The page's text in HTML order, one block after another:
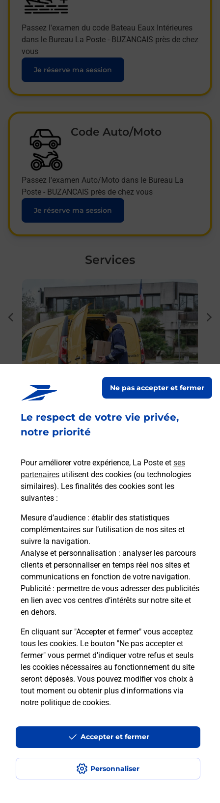
Le respect de votre vie privée,
notre priorité
Pour améliorer votre expérience, La Poste et ses
partenaires utilisent des cookies (ou technologies
similaires). Les finalités des cookies sont les
suivantes :
Mesure d’audience : établir des statistiques
complémentaires sur l’utilisation de nos sites et
suivre la navigation.
Analyse et personnalisation : analyser les parcours
clients et personnaliser en temps réel nos sites et
communications en fonction de votre navigation.
Publicité : permettre de vous adresser des publicités
en lien avec vos centres d’intérêts sur notre site et
en dehors.
En cliquant sur "Accepter et fermer" vous acceptez
tous les cookies. Le bouton "Ne pas accepter et
fermer" vous permet d'indiquer votre refus et seuls
les cookies nécessaires au fonctionnement du site
seront déposés. Vous pouvez modifier vos choix à
tout moment ou obtenir plus d'informations via
notre politique de cookies.
Personnaliser
Ne pas accepter et fermer
Accepter et fermer
Passez l'examen du code Bateau Eaux Intérieures
dans le Bureau La Poste - BUZANCAIS près de chez
vous
Je réserve ma session
Code Auto/Moto
Passez l'examen Auto/Moto dans le Bureau La
Poste - BUZANCAIS près de chez vous
Je réserve ma session
Services
En savoir plus
Envoyer un colis
Vous souhaitez envoyer un colis depuis :
BUZANCAIS (36500) ? Découvrez toutes les
En savoir plus
Foire aux questions
Quel âge minimum faut-il pour
passer le permis bateau ?
Combien coûte le code bateau ?
Combien de temps est valable le
code bateau ?
Peut-on passer le permis bateau
avec le CPF ?